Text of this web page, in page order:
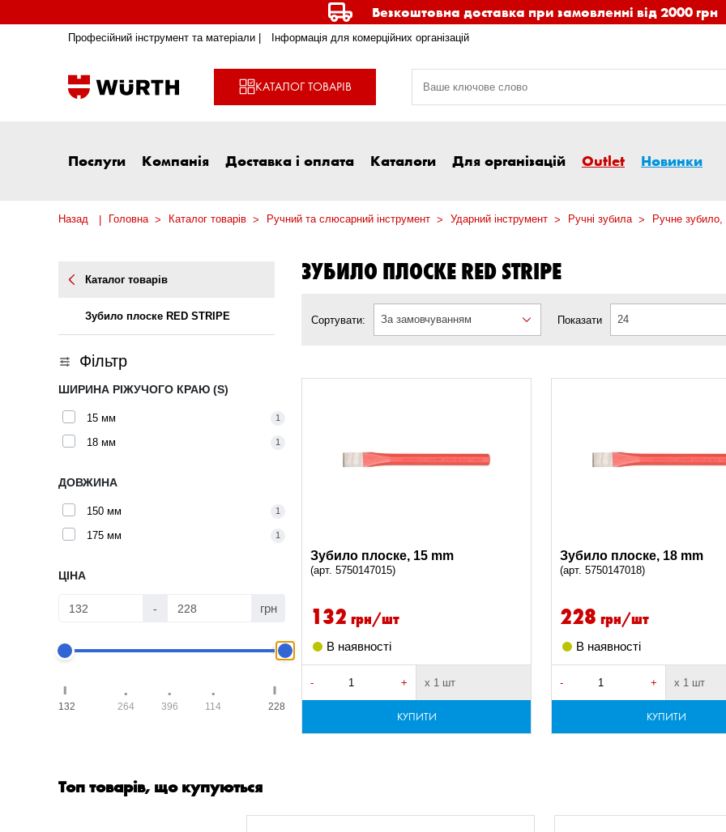
Безкоштовна доставка при замовленні від 2000 грн
Професійний інструмент та матеріали | Інформація для комерційних організацій
КАТАЛОГ ТОВАРІВ
Послуги Компанія Доставка і оплата Каталоги Для організацій Outlet Новинки
Назад Головна Каталог товарів Ручний та слюсарний інструмент Ударний інструмент Ручні зубила Ручне зубило,
Каталог товарів
Зубило плоске RED STRIPE
Фільтр
ШИРИНА РІЖУЧОГО КРАЮ (S)
15 мм 1
18 мм 1
ДОВЖИНА
150 мм 1
175 мм 1
ЦІНА
- грн
132 264 396 114 228
ЗУБИЛО ПЛОСКЕ RED STRIPE
Сортувати: За замовчуванням Показати 24
Зубило плоске, 15 mm
(арт. 5750147015)
132 грн/шт
В наявності
- + х 1 шт
КУПИТИ
Зубило плоске, 18 mm
(арт. 5750147018)
228 грн/шт
В наявності
- + х 1 шт
КУПИТИ
Топ товарів, що купуються